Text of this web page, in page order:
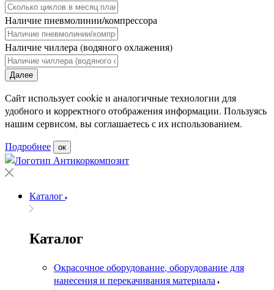
Наличие пневмолинии/компрессора
Наличие чиллера (водяного охлажения)
Далее
Сайт использует cookie и аналогичные технологии для
удобного и корректного отображения информации. Пользуясь
нашим сервисом, вы соглашаетесь с их использованием.
Подробнее
ок
Каталог
Каталог
Окрасочное оборудование, оборудование для
нанесения и перекачивания материала